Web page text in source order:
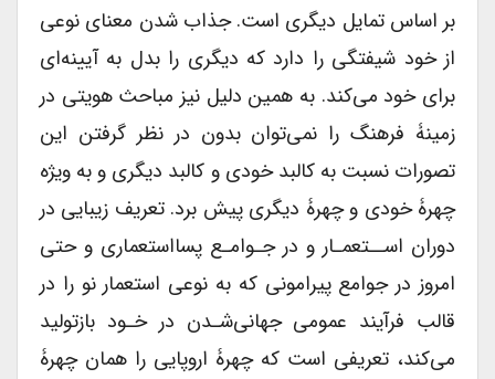
بر اساس تمایل ‌دیگری‌ است. جذاب شدن معنای نوعی
از خود شیفتگی را دارد که دیگری را بدل به آیینه‌ای
برای خود می‌کند. به همین دلیل نیز مباحث هویتی در
زمینۀ فرهنگ را نمی‌توان بدون در نظر گرفتن این
تصورات نسبت به کالبد خودی و کالبد دیگری و به ویژه
چهرۀ خودی و چهرۀ دیگری پیش برد. تعریف زیبایی در
دوران اســتعمـار و در جـوامـع پسااستعماری و حتی
امروز در جوامع پیرامونی که به نوعی استعمار نو را در
قالب فرآیند عمومی جهانی‌شـدن در خـود بازتولید
می‌کند، تعریفی است که چهرۀ اروپایی را همان چهرۀ